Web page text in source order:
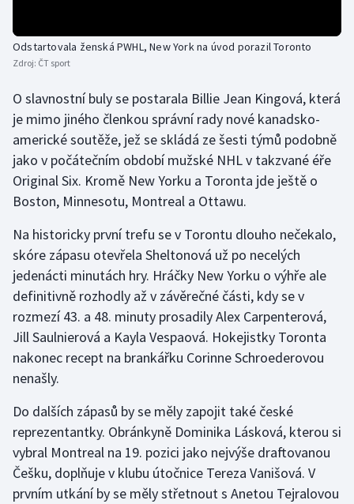
Judo
Lezení
Lyže a snowboard
Moderní pětiboj
Motorsport
Olympijské hry
Parasport
Plavání
Plážový volejbal
Ragby
Rychlobruslení
Rychlostní kanoistika
Odstartovala ženská PWHL, New York na úvod porazil Toronto
Zdroj: ČT sport
O slavnostní buly se postarala Billie Jean Kingová, která
je mimo jiného členkou správní rady nové kanadsko-
americké soutěže, jež se skládá ze šesti týmů podobně
jako v počátečním období mužské NHL v takzvané éře
Original Six. Kromě New Yorku a Toronta jde ještě o
Boston, Minnesotu, Montreal a Ottawu.
Na historicky první trefu se v Torontu dlouho nečekalo,
skóre zápasu otevřela Sheltonová už po necelých
jedenácti minutách hry. Hráčky New Yorku o výhře ale
definitivně rozhodly až v závěrečné části, kdy se v
rozmezí 43. a 48. minuty prosadily Alex Carpenterová,
Jill Saulnierová a Kayla Vespaová. Hokejistky Toronta
nakonec recept na brankářku Corinne Schroederovou
nenašly.
Do dalších zápasů by se měly zapojit také české
reprezentantky. Obránkyně Dominika Lásková, kterou si
vybral Montreal na 19. pozici jako nejvýše draftovanou
Češku, doplňuje v klubu útočnice Tereza Vanišová. V
prvním utkání by se měly střetnout s Anetou Tejralovou